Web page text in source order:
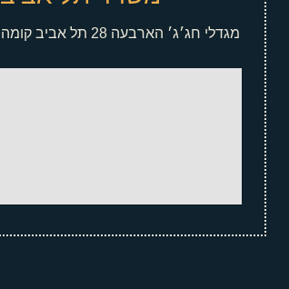
מגדלי חג׳ג׳ הארבעה 28 תל אביב קומה 5 מגדל צפוני